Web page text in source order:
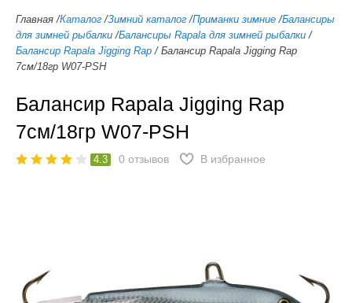
Главная /Каталог /Зимний каталог /Приманки зимние /Балансиры
для зимней рыбалки /Балансиры Rapala для зимней рыбалки /
Балансир Rapala Jigging Rap / Балансир Rapala Jigging Rap
7см/18гр W07-PSH
Балансир Rapala Jigging Rap
7см/18гр W07-PSH
4.3 0 отзывов В избранное